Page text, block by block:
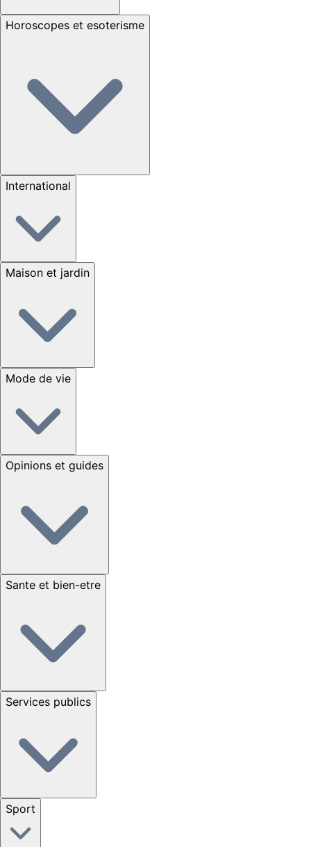
Horoscopes et esoterisme
International
Maison et jardin
Mode de vie
Opinions et guides
Sante et bien-etre
Services publics
Sport